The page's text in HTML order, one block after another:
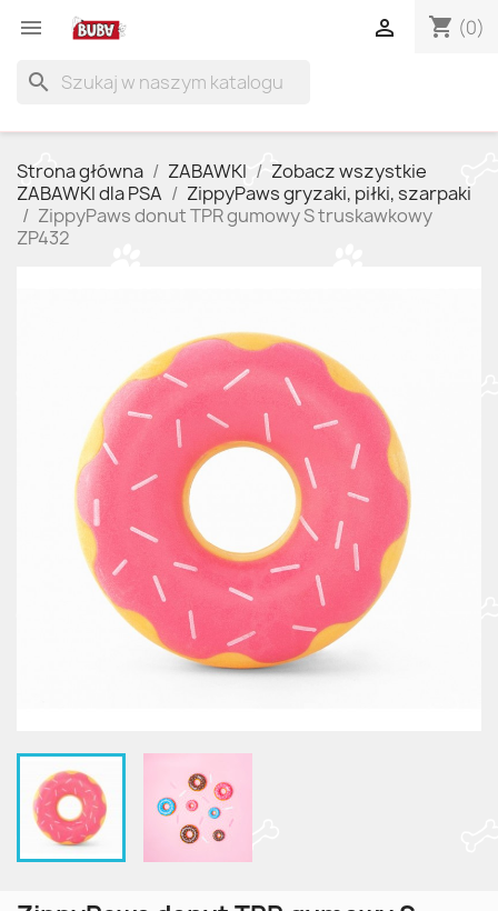
 shopping_cart (0)

search
Strona główna ZABAWKI
Zobacz wszystkie
ZABAWKI dla PSA
ZippyPaws gryzaki, piłki, szarpaki
ZippyPaws donut TPR gumowy S truskawkowy
ZP432